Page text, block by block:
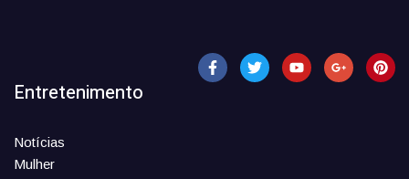
Entretenimento
Notícias
Mulher